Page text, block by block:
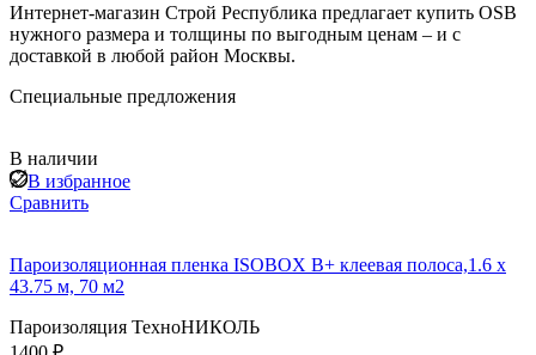
Интернет-магазин Строй Республика предлагает купить OSB
нужного размера и толщины по выгодным ценам – и с
доставкой в любой район Москвы.
Специальные предложения
В наличии
В избранное
Сравнить
Пароизоляционная пленка ISOBOX В+ клеевая полоса,1.6 x
43.75 м, 70 м2
Пароизоляция ТехноНИКОЛЬ